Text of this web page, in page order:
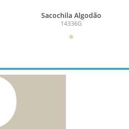
Sacochila Algodão
14336G